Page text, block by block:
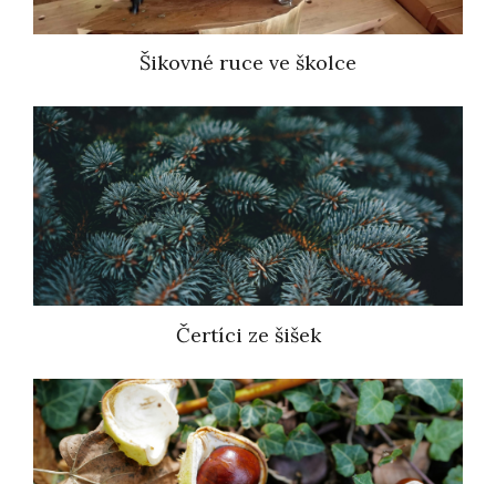
Šikovné ruce ve školce
Čertíci ze šišek